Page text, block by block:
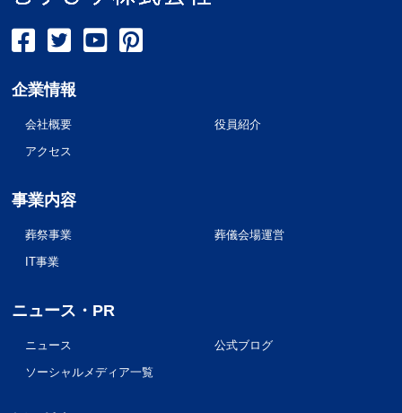
企業情報
会社概要
役員紹介
アクセス
事業内容
葬祭事業
葬儀会場運営
IT事業
ニュース・PR
ニュース
公式ブログ
ソーシャルメディア一覧